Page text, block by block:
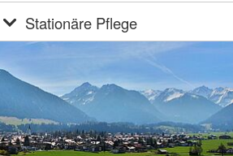
Stationäre Pflege